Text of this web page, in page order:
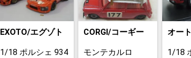
EXOTO/エグゾト
1/18 ポルシェ 934
CORGI/コーギー
モンテカルロ
オー
1/18